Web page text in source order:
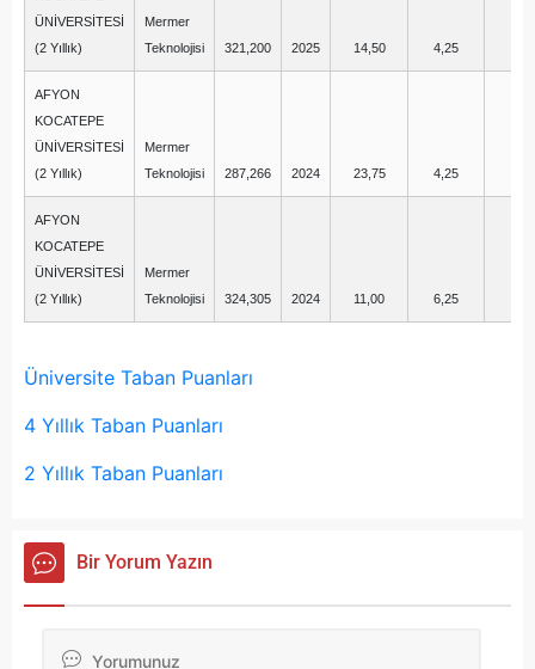
ÜNİVERSİTESİ
(2 Yıllık)
Mermer
Teknolojisi
321,200 2025 14,50 4,25
AFYON
KOCATEPE
ÜNİVERSİTESİ
(2 Yıllık)
Mermer
Teknolojisi
287,266 2024 23,75 4,25
AFYON
KOCATEPE
ÜNİVERSİTESİ
(2 Yıllık)
Mermer
Teknolojisi
324,305 2024 11,00 6,25
Üniversite Taban Puanları
4 Yıllık Taban Puanları
2 Yıllık Taban Puanları
Bir Yorum Yazın